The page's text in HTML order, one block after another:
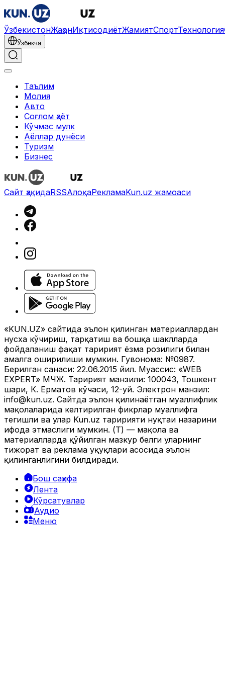
ЎзбекистонЖаҳонИқтисодиётЖамиятСпортТехнология
Ўзбекча
Таълим
Молия
Авто
Соғлом ҳаёт
Кўчмас мулк
Аёллар дунёси
Туризм
Бизнес
Сайт ҳақидаRSSАлоқаРекламаKun.uz жамоаси
«KUN.UZ» сайтида эълон қилинган материаллардан
нусха кўчириш, тарқатиш ва бошқа шаклларда
фойдаланиш фақат таҳририят ёзма розилиги билан
амалга оширилиши мумкин. Гувоҳнома: №0987.
Берилган санаси: 22.06.2015 йил. Муассис: «WEB
EXPERT» МЧЖ. Таҳририят манзили: 100043, Тошкент
шаҳри, К. Ерматов кўчаси, 12-уй. Электрон манзил:
info@kun.uz. Сайтда эълон қилинаётган муаллифлик
мақолаларида келтирилган фикрлар муаллифга
тегишли ва улар Kun.uz таҳририяти нуқтаи назарини
ифода этмаслиги мумкин. (Т) — мақола ва
материалларда қўйилган мазкур белги уларнинг
тижорат ва реклама ҳуқуқлари асосида эълон
қилинганлигини билдиради.
Бош саҳифа
Лента
Кўрсатувлар
Аудио
Меню